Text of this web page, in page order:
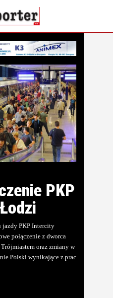
PKP
jazdy PKP Intercity
połączenie z dworca
oraz zmiany w
Polski wynikające z prac